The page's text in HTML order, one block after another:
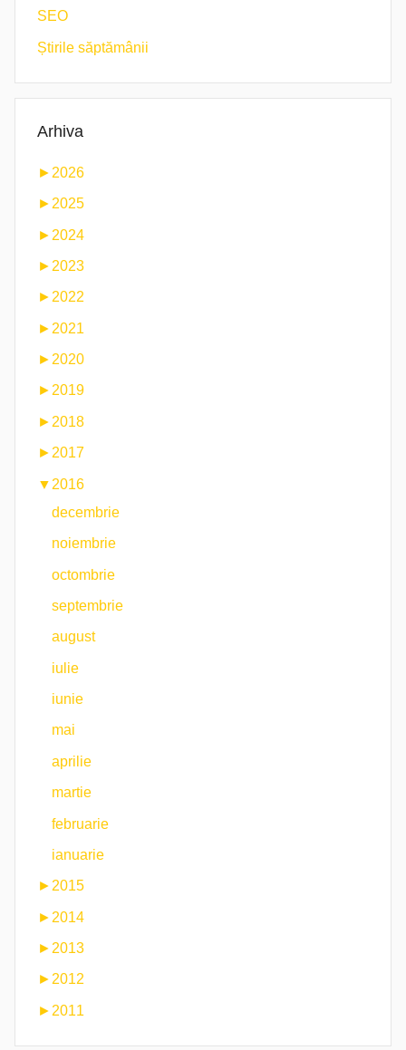
SEO
Știrile săptămânii
Arhiva
► 2026
► 2025
► 2024
► 2023
► 2022
► 2021
► 2020
►2019
► 2018
► 2017
▼ 2016
decembrie
noiembrie
octombrie
septembrie
august
iulie
iunie
mai
aprilie
martie
februarie
ianuarie
► 2015
► 2014
► 2013
►2012
► 2011